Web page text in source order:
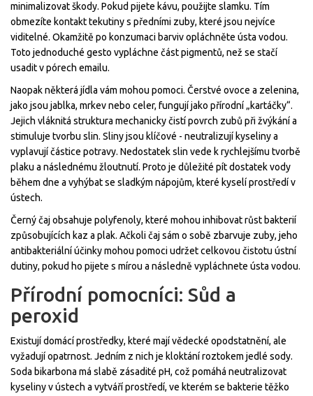
minimalizovat škody. Pokud pijete kávu, použijte slamku. Tím
obmezíte kontakt tekutiny s předními zuby, které jsou nejvíce
viditelné. Okamžitě po konzumaci barviv opláchněte ústa vodou.
Toto jednoduché gesto vypláchne část pigmentů, než se stačí
usadit v pórech emailu.
Naopak některá jídla vám mohou pomoci. Čerstvé ovoce a zelenina,
jako jsou jablka, mrkev nebo celer, fungují jako přírodní „kartáčky“.
Jejich vláknitá struktura mechanicky čistí povrch zubů při žvýkání a
stimuluje tvorbu slin. Sliny jsou klíčové - neutralizují kyseliny a
vyplavují částice potravy. Nedostatek slin vede k rychlejšímu tvorbě
plaku a následnému žloutnutí. Proto je důležité pít dostatek vody
během dne a vyhýbat se sladkým nápojům, které kyselí prostředí v
ústech.
Černý čaj obsahuje polyfenoly, které mohou inhibovat růst bakterií
způsobujících kaz a plak. Ačkoli čaj sám o sobě zbarvuje zuby, jeho
antibakteriální účinky mohou pomoci udržet celkovou čistotu ústní
dutiny, pokud ho pijete s mírou a následně vypláchnete ústa vodou.
Přírodní pomocníci: Sůd a
peroxid
Existují domácí prostředky, které mají vědecké opodstatnění, ale
vyžadují opatrnost. Jedním z nich je kloktání roztokem jedlé sody.
Soda bikarbona má slabě zásadité pH, což pomáhá neutralizovat
kyseliny v ústech a vytváří prostředí, ve kterém se bakterie těžko